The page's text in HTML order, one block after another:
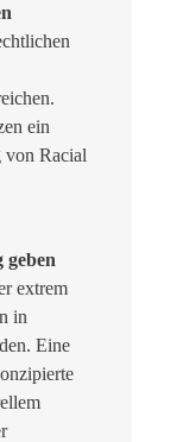
ein
von Racial
geben
extrem
in
Eine